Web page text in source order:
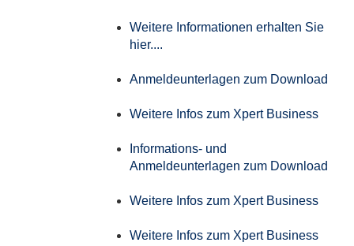
Weitere Informationen erhalten Sie
hier....
Anmeldeunterlagen zum Download
Weitere Infos zum Xpert Business
Informations- und
Anmeldeunterlagen zum Download
Weitere Infos zum Xpert Business
Weitere Infos zum Xpert Business